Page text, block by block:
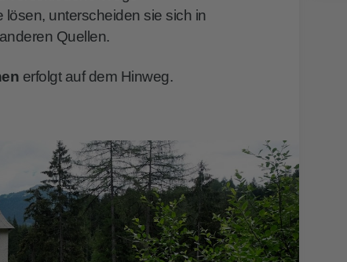
unterscheiden sie sich in
Quellen.
erfolgt auf dem Hinweg.